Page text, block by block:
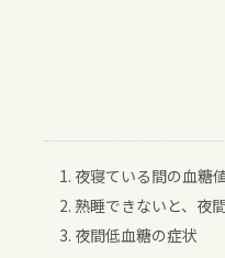
1. 夜寝ている間の血糖
2. 熟睡できないと、夜
3. 夜間低血糖の症状